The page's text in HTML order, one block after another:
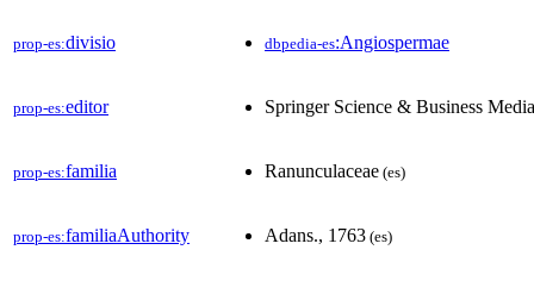
prop-es:divisio dbpedia-es:Angiospermae
prop-es:editor Springer Science & Business Media
prop-es:familia Ranunculaceae (es)
prop-es:familiaAuthority Adans., 1763 (es)